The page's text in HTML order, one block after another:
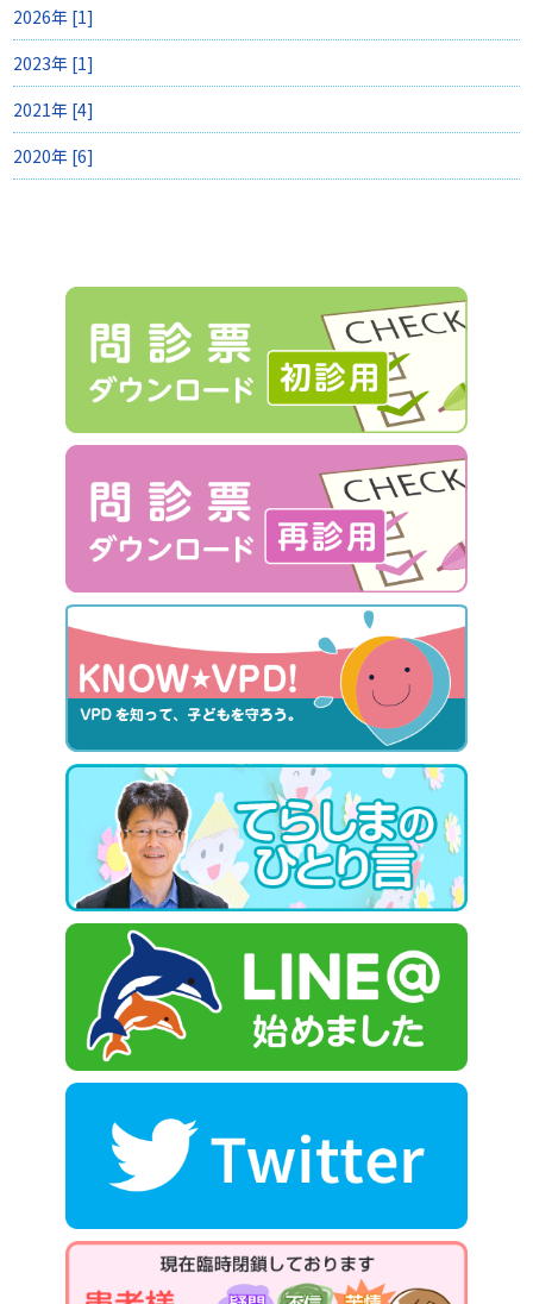
2026年 [1]
2023年 [1]
2021年 [4]
2020年 [6]